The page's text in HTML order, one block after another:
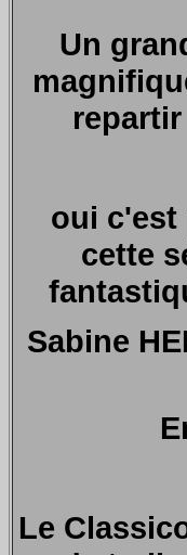
Un
oui c'est
cette
Sabine
Le